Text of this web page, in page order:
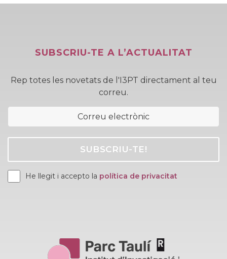
SUBSCRIU-TE A L’ACTUALITAT
Rep totes les novetats de l'I3PT directament al teu
correu.
He llegit i accepto la política de privacitat